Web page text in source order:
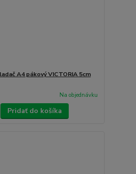
A4 pákový VICTORIA 5cm
Na objednávku
Pridať do košíka